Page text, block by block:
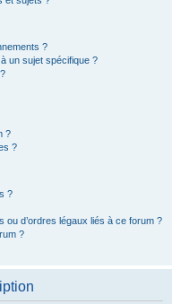
?
un sujet spécifique ?
?
?
?
ou d’ordres légaux liés à ce forum ?
?